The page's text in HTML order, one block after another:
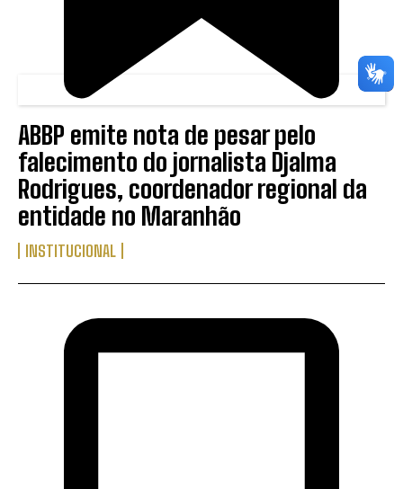
ABBP emite nota de pesar pelo
falecimento do jornalista Djalma
Rodrigues, coordenador regional da
entidade no Maranhão
INSTITUCIONAL